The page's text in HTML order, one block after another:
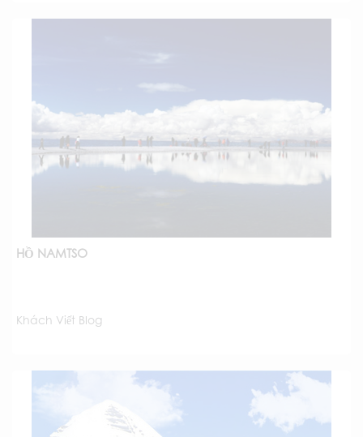
HỒ NAMTSO
Khách Viết Blog